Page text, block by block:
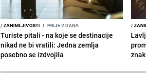
/ZANIMLJIVOSTI I PRIJE 2 DANA
Turiste pitali - na koje se destinacije
nikad ne bi vratili: Jedna zemlja
posebno se izdvojila
/
znak